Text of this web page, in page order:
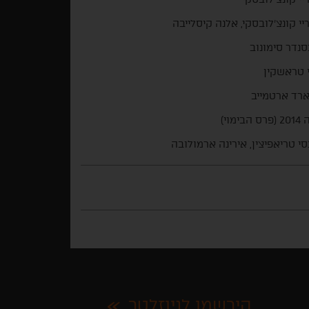
קונצ'לובסקי, אלנה קיסלייבה
סימונוב
טראשקין
ארטמייב
טריאפיצין, אירינה ארמולובה